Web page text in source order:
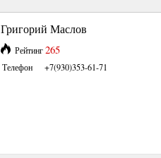
Григорий Маслов
Рейтинг265
Телефон +7(930)353-61-71